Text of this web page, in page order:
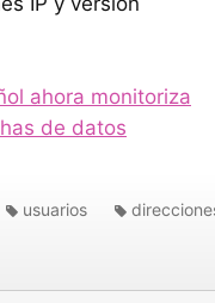
ahora monitoriza
de datos
usuarios